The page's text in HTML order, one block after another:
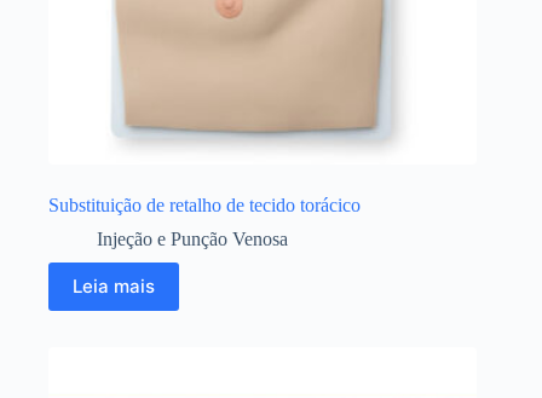
Substituição de retalho de tecido torácico
Injeção e Punção Venosa
Leia mais